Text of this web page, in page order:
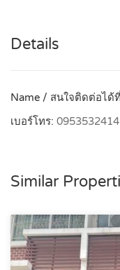
Details
Name / สนใจติดต่อได้
เบอร์โทร: 0953532414
Similar